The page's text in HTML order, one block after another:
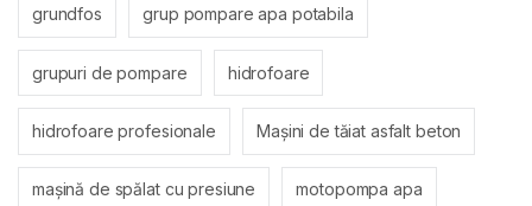
grundfos grup pompare apa potabila
grupuri de pompare hidrofoare
hidrofoare profesionale Mașini de tăiat asfalt beton
mașină de spălat cu presiune motopompa apa